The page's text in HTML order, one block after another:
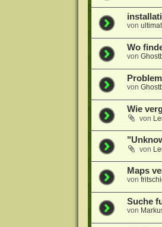
von
Wo
von
von
Wie
von
von
Maps
von
Suche
von